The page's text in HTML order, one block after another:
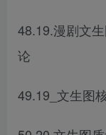
48.19.漫剧文
论
49.19_文生图